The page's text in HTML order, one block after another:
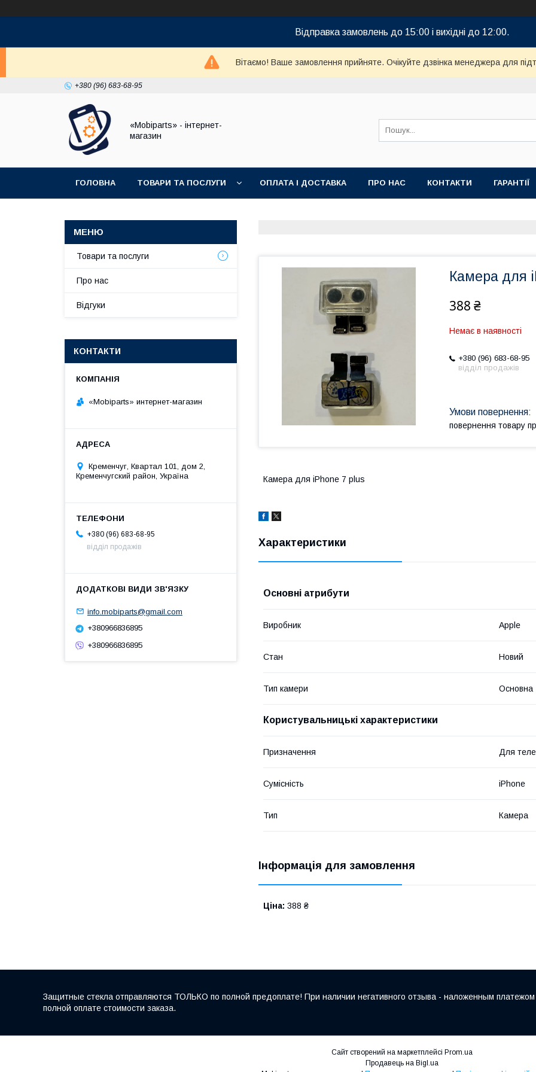
Відправка замовлень до 15:00 і вихідні до 12:00.
Вітаємо! Ваше замовлення прийняте. Очікуйте дзвінка менеджера для
+380 (96) 683-68-95
«Mobiparts» - інтернет-
магазин
ГОЛОВНА ТОВАРИ ТА ПОСЛУГИ ОПЛАТА І ДОСТАВКА ПРО НАС КОНТАКТИ ГАРАНТІЇ
Камера для
388 ₴
Немає в наявності
+380 (96) 683-68-95
відділ продажів
повернення товару
Камера для iPhone 7 plus
Характеристики
Основні атрибути
Виробник Apple
Стан Новий
Тип камери Основна
Користувальницькі характеристики
Призначення Для
Сумісність iPhone
Тип Камера
Інформація для замовлення
Ціна: 388 ₴
Товари та послуги
Про нас
Відгуки
КОНТАКТИ
«Mobiparts» интернет-магазин
Кременчуг, Квартал 101, дом 2,
Кременчугский район, Україна
+380 (96) 683-68-95
відділ продажів
info.mobiparts@gmail.com
+380966836895
+380966836895
Защитные стекла отправляются ТОЛЬКО по полной предоплате! При наличии негативного отзыва - наложенным
полной оплате стоимости заказа.
Сайт створений на маркетплейсі Prom.ua
Продавець на Bigl.ua